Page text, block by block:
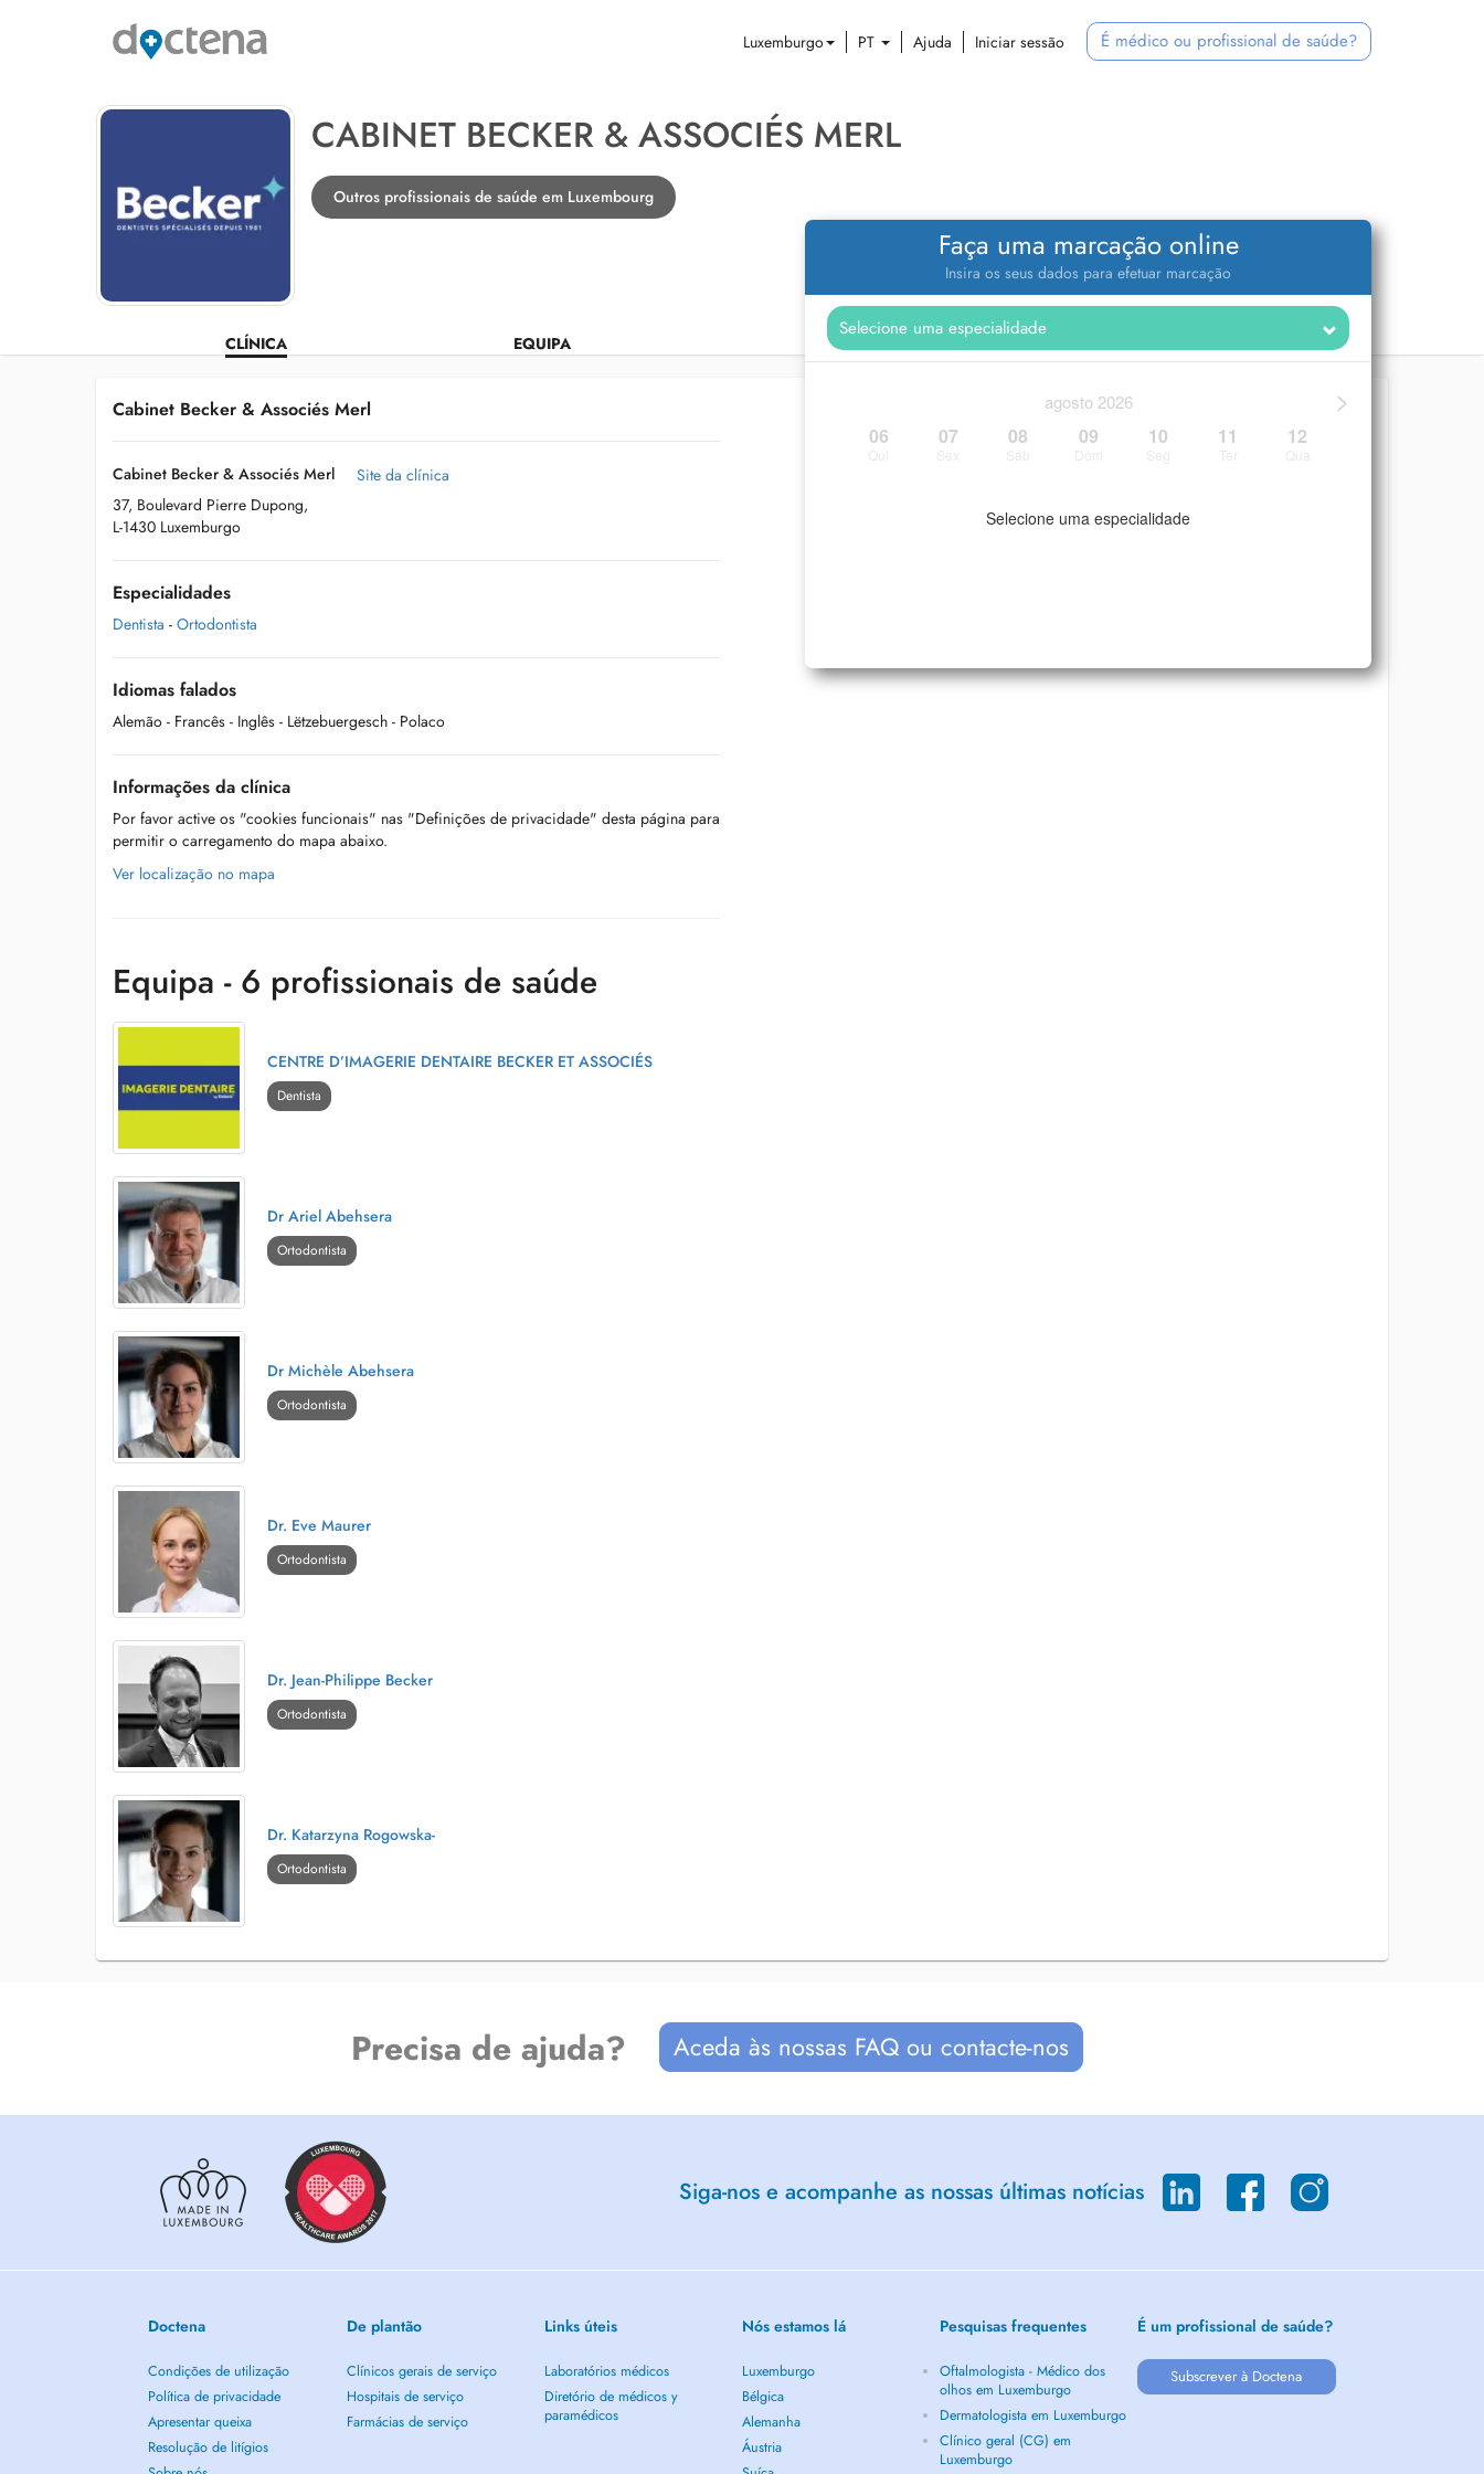
Luxemburgo PT Ajuda Iniciar sessão É médico ou profissional de saúde?
CABINET BECKER & ASSOCIÉS MERL
Outros profissionais de saúde em Luxembourg
CLÍNICA EQUIPA
Faça uma marcação online
Insira os seus dados para efetuar marcação
>
agosto 2026
06 07 08 09 10 11 12
Selecione uma especialidade
Cabinet Becker & Associés Merl
Cabinet Becker & Associés Merl
37, Boulevard Pierre Dupong,
L-1430 Luxemburgo
Site da clínica
Especialidades
Dentista - Ortodontista
Idiomas falados
Alemão - Francês - Inglês - Lëtzebuergesch - Polaco
Informações da clínica
Por favor active os "cookies funcionais" nas "Definições de privacidade" desta página para
permitir o carregamento do mapa abaixo.
Ver localização no mapa
Equipa - 6 profissionais de saúde
CENTRE D’IMAGERIE DENTAIRE BECKER ET ASSOCIÉS
Dentista
Dr Ariel Abehsera
Ortodontista
Dr Michèle Abehsera
Ortodontista
Dr. Eve Maurer
Ortodontista
Dr. Jean-Philippe Becker
Ortodontista
Dr. Katarzyna Rogowska-
Ortodontista
Precisa de ajuda? Aceda às nossas FAQ ou contacte-nos
Siga-nos e acompanhe as nossas últimas notícias
Doctena
Condições de utilização
Política de privacidade
Apresentar queixa
Resolução de litígios
De plantão
Clínicos gerais de serviço
Hospitais de serviço
Farmácias de serviço
Links úteis
Laboratórios médicos
Diretório de médicos y
paramédicos
Nós estamos lá
Luxemburgo
Bélgica
Alemanha
Áustria
Pesquisas frequentes
Oftalmologista - Médico dos
olhos em Luxemburgo
Dermatologista em Luxemburgo
Clínico geral (CG) em
Luxemburgo
É um profissional de saúde?
Subscrever à Doctena